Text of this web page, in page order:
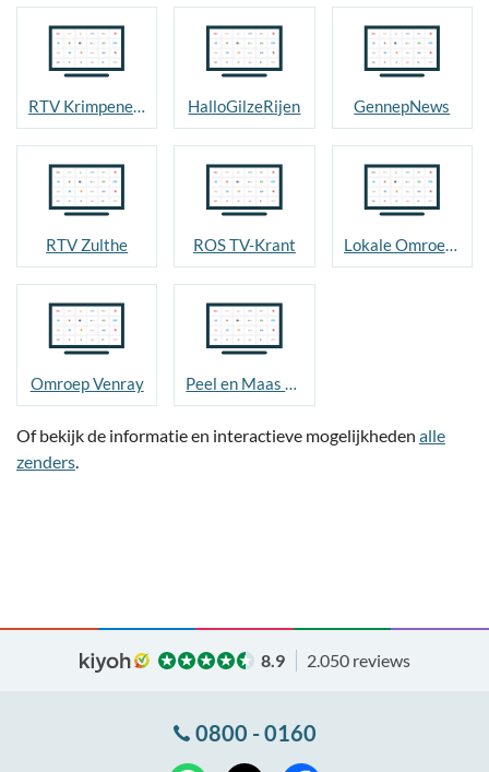
RTV Krimpenerwaard HalloGilzeRijen GennepNews
RTV Zulthe ROS TV-Krant Lokale Omroep Goirle
Omroep Venray Peel en Maas TV
Of bekijk de informatie en interactieve mogelijkheden alle
zenders.
8.9 2.050 reviews
0800 - 0160